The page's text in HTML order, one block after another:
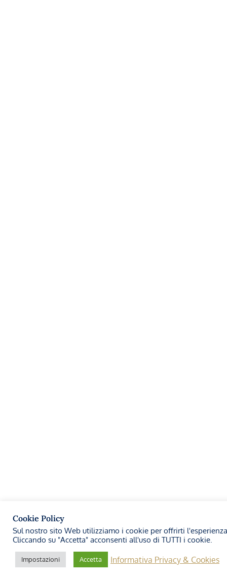
Cookie Policy
Sul nostro sito Web utilizziamo i cookie per offrirti
Cliccando su "Accetta" acconsenti all'uso di TUTTI i cookie.
Impostazioni Accetta Informativa Privacy & Cookies